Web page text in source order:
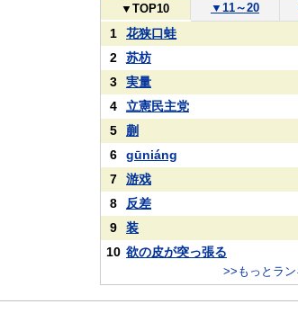
▼ TOP10 ▼ 11～20
1
花狭口蛙
2
苏枋
3
実量
4
立憲民主党
5
蒯
6
gūniáng
7
游戏
8
反差
9
装
10 欲の皮が突っ張る
>>もっとラ